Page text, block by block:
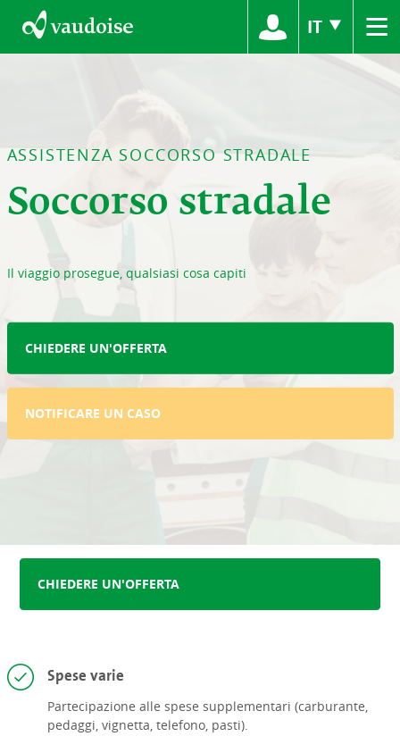
IT ≡
ASSISTENZA SOCCORSO STRADALE
Soccorso stradale
Il viaggio prosegue, qualsiasi cosa capiti
CHIEDERE UN'OFFERTA
NOTIFICARE UN CASO
CHIEDERE UN'OFFERTA
Spese varie
Partecipazione alle spese supplementari (carburante,
pedaggi, vignetta, telefono, pasti).